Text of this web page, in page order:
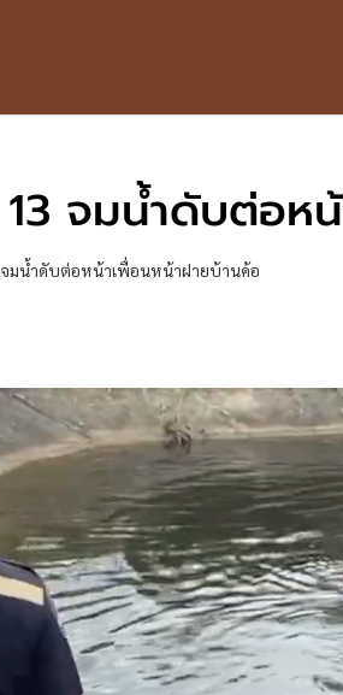
จมน้ำดับต่อห
จมน้ำดับต่อหน้าเพื่อนหน้าฝายบ้านค้อ